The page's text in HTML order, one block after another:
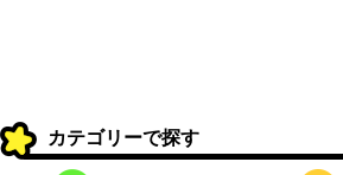
カテゴリーで探す